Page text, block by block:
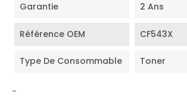
Garantie 2 Ans
Référence OEM CF543X
Type De Consommable Toner
-